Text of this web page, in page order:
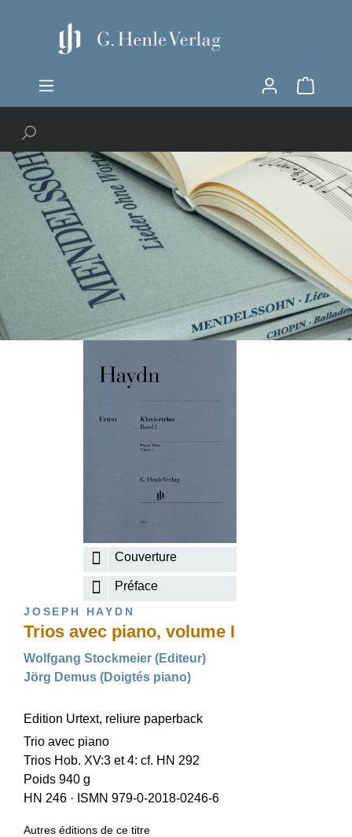
Couverture
Préface
JOSEPH HAYDN
Trios avec piano, volume I
Wolfgang Stockmeier (Editeur)
Jörg Demus (Doigtés piano)
Edition Urtext, reliure paperback
Trio avec piano
Trios Hob. XV:3 et 4: cf. HN 292
Poids 940 g
HN 246 · ISMN 979-0-2018-0246-6
Autres éditions de ce titre